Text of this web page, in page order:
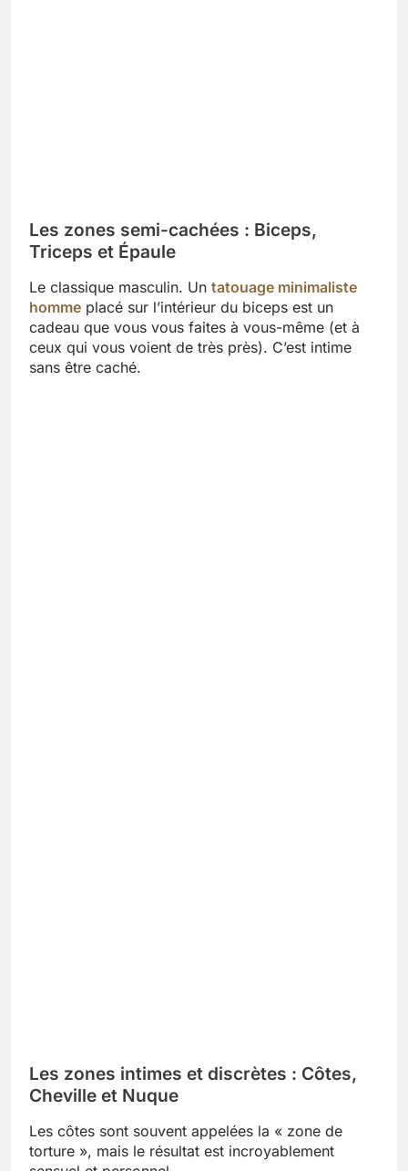
Les zones semi-cachées : Biceps,
Triceps et Épaule
Le classique masculin. Un tatouage minimaliste
homme placé sur l’intérieur du biceps est un
cadeau que vous vous faites à vous-même (et à
ceux qui vous voient de très près). C’est intime
sans être caché.
Les zones intimes et discrètes : Côtes,
Cheville et Nuque
Les côtes sont souvent appelées la « zone de
torture », mais le résultat est incroyablement